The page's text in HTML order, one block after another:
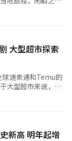
获得，引发媒体对
，引发教育质量良
韩国研究生院已沦
博士课程在读生
时，中国籍博士
期中国籍硕士生
，有近半数在发布
上存在很大难度，
授很难对论文内容
首尔、釜山、济州
海滩。襄阳依山傍
蓝无垠。夜晚日落
吸引无数游客驻
襄阳得天独厚的地
海洋的馈赠不绝，
秋季的生鱿鱼片与
的神韵，充满迷人
可以小饮一杯，享
大型超市探索
球速卖通和Temu的
大型超市来说，在
通过价格竞争来垄
客专区”。该区域
等食品类热门产
新高 明年起增